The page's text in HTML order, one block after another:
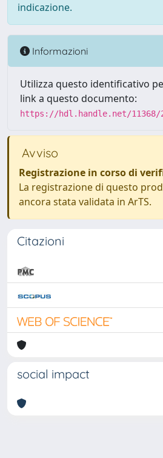
indicazione.
Informazioni
Utilizza questo identificativo
link a questo documento:
https://hdl.handle.net/11368/
Avviso
Registrazione in corso di
La registrazione di questo
ancora stata validata in ArTS.
Citazioni
social impact